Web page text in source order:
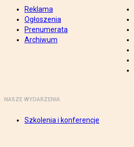
Reklama
Ogłoszenia
Prenumerata
Archiwum
NASZE WYDARZENIA
Szkolenia i konferencje